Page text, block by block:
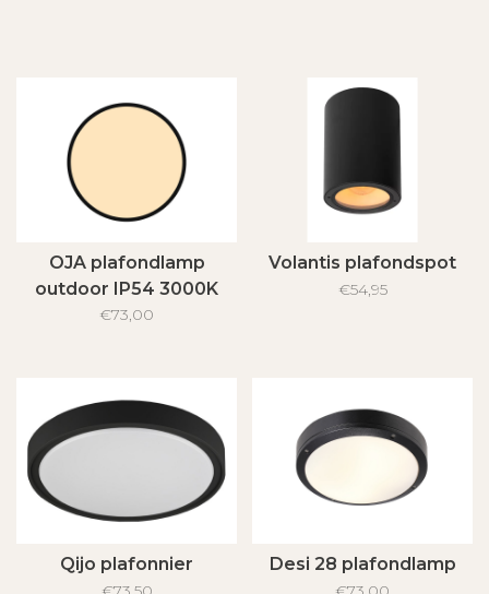
OJA plafondlamp
outdoor IP54 3000K
€73,00
Volantis plafondspot
€54,95
Qijo plafonnier Desi 28 plafondlamp